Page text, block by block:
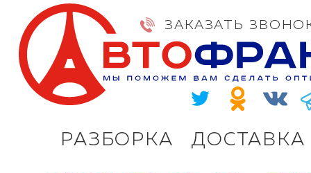
РАЗБОРКА ДОСТАВКА
ЗАКАЗАТЬ